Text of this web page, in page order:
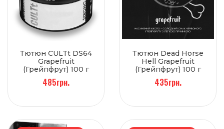
Тютюн CULTt DS64
Grapefruit
(Грейпфрут) 100 г
485грн.
Тютюн Dead Horse
Hell Grapefruit
(Грейпфрут) 100 г
435грн.